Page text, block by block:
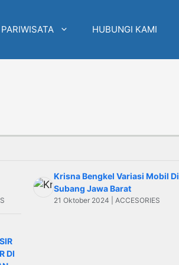
HUBUNGI KAMI
Krisna Bengkel Variasi Mobil Di
Subang Jawa Barat
21 Oktober 2024 | ACCESORIES
DI